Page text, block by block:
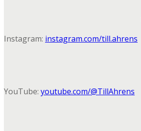
Instagram: instagram.com/till.ahrens
YouTube: youtube.com/@TillAhrens